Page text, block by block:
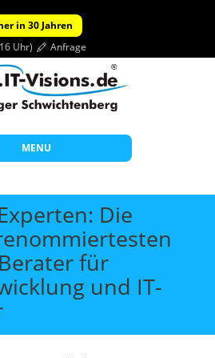
in 30 Jahren
Uhr) Anfrage
MENU
Schulungen
Die
für
und IT-